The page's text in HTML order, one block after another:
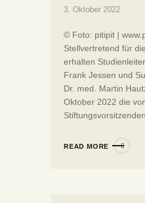
3. Oktober 2022
© Foto: pitipit |
Stellvertretend für
erhalten
Frank Jessen und
Dr. med. Martin
Oktober 2022 die
READ MORE